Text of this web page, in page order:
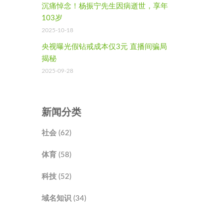
沉痛悼念！杨振宁先生因病逝世，享年
103岁
2025-10-18
央视曝光假钻戒成本仅3元 直播间骗局
揭秘
2025-09-28
新闻分类
社会 (62)
体育 (58)
科技 (52)
域名知识 (34)